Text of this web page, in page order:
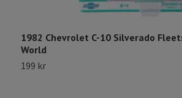
1982 Chevrolet C-10 Silverado
World
199 kr